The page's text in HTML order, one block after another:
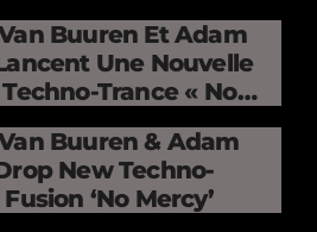
Buuren Et Adam
Une Nouvelle
Trance « No
Buuren & Adam
New Techno-
‘No Mercy’